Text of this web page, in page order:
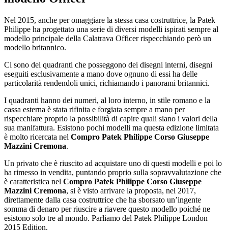
Nel 2015, anche per omaggiare la stessa casa costruttrice, la Patek
Philippe ha progettato una serie di diversi modelli ispirati sempre al
modello principale della Calatrava Officer rispecchiando però un
modello britannico.
Ci sono dei quadranti che posseggono dei disegni interni, disegni
eseguiti esclusivamente a mano dove ognuno di essi ha delle
particolarità rendendoli unici, richiamando i panorami britannici.
I quadranti hanno dei numeri, al loro interno, in stile romano e la
cassa esterna è stata rifinita e forgiata sempre a mano per
rispecchiare proprio la possibilità di capire quali siano i valori della
sua manifattura. Esistono pochi modelli ma questa edizione limitata
è molto ricercata nel Compro Patek Philippe Corso Giuseppe
Mazzini Cremona.
Un privato che è riuscito ad acquistare uno di questi modelli e poi lo
ha rimesso in vendita, puntando proprio sulla sopravvalutazione che
è caratteristica nel Compro Patek Philippe Corso Giuseppe
Mazzini Cremona, si è visto arrivare la proposta, nel 2017,
direttamente dalla casa costruttrice che ha sborsato un’ingente
somma di denaro per riuscire a riavere questo modello poiché ne
esistono solo tre al mondo. Parliamo del Patek Philippe London
2015 Edition.